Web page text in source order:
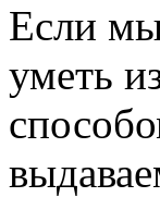
Если
уметь